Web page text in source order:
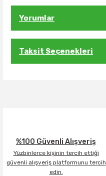
Yorumlar
Taksit Seçenekleri
%100 Güvenli Alışveriş
Yüzbinlerce kişinin tercih ettiği
güvenli alışveriş platformunu tercih
edin.